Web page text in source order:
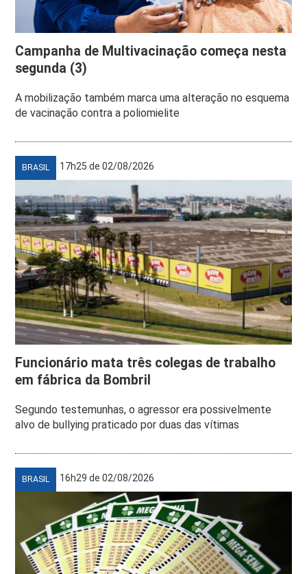
Campanha de Multivacinação começa nesta
segunda (3)
A mobilização também marca uma alteração no esquema
de vacinação contra a poliomielite
BRASIL 17h25 de 02/08/2026
Funcionário mata três colegas de trabalho
em fábrica da Bombril
Segundo testemunhas, o agressor era possivelmente
alvo de bullying praticado por duas das vítimas
BRASIL 16h29 de 02/08/2026